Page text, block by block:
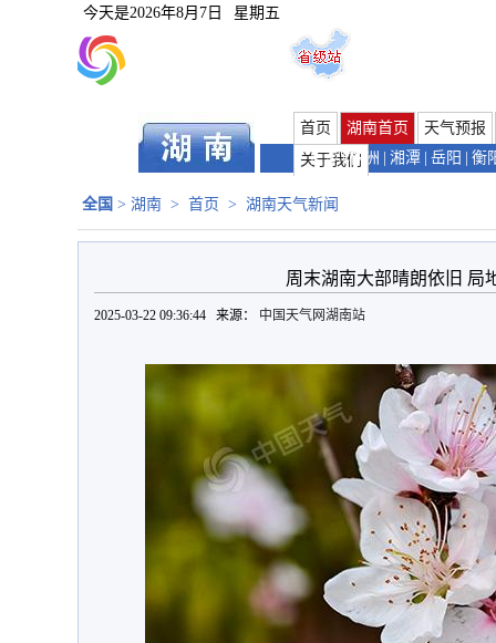
今天是2026年8月7日 星期五
首页 湖南首页
天气预报
关于我们
长沙 | 株洲 湘潭 岳阳 衡
全国 > 湖南 > 首页 > 湖南天气新闻
周末湖南大部晴朗依旧 局
2025-03-22 09:36:44 来源： 中国天气网湖南站